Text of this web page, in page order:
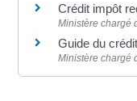
Crédit impôt
Ministère chargé
Guide du
Ministère chargé